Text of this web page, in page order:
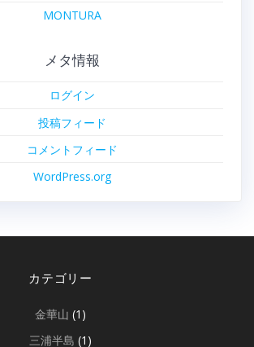
MONTURA
メタ情報
ログイン
投稿フィード
コメントフィード
WordPress.org
カテゴリー
金華山 (1)
三浦半島 (1)